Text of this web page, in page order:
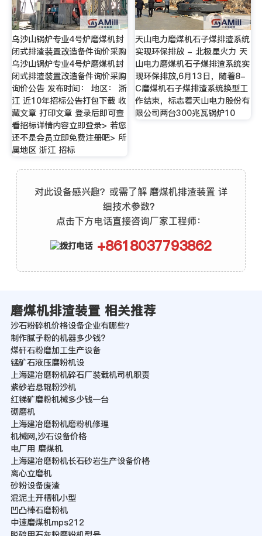
乌沙山锅炉专业4号炉磨煤机封
闭式排渣装置改造备件询价采购
乌沙山锅炉专业4号炉磨煤机封
闭式排渣装置改造备件询价采购
询价公告 发布时间： 地区： 浙
江 近10年招标公告打包下载 收
藏文章 打印文章 登录后即可查
看招标详情内容立即登录> 若您
还不是会员立即免费注册吧> 所
属地区 浙江 招标
天山电力磨煤机石子煤排渣系统
实现环保排放 - 北极星火力 天
山电力磨煤机石子煤排渣系统实
现环保排放,6月13日，随着8-
C磨煤机石子煤排渣系统换型工
作结束，标志着天山电力股份有
限公司两台300兆瓦锅炉10
对此设备感兴趣？或需了解 磨煤机排渣装置 详
细技术参数？
点击下方电话直接咨询厂家工程师：
+8618037793862
磨煤机排渣装置 相关推荐
沙石粉碎机价格设备企业有哪些？
制作腻子粉的机器多少钱?
煤矸石粉磨加工生产设备
锰矿石液压磨粉机设
上海建冶磨粉机碎石厂装载机司机职责
紫砂岩悬辊粉沙机
红锑矿磨粉机械多少钱一台
砌磨机
上海建冶磨粉机磨粉机修理
机械网,沙石设备价格
电厂用 磨煤机
上海建冶磨粉机长石砂岩生产设备价格
离心立磨机
砂粉设备废渣
混泥土开槽机小型
凹凸棒石磨粉机
中速磨煤机mps212